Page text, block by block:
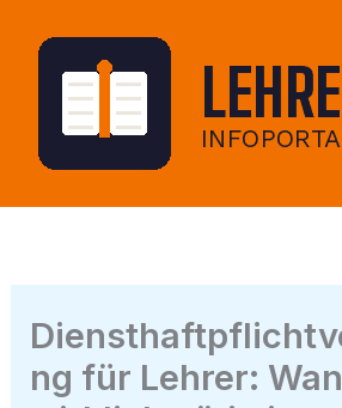
Inhalt
springen
ng für Lehrer: